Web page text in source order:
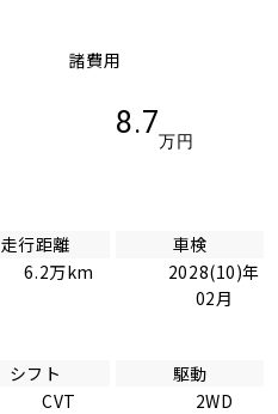
諸費用
8.7
万円
走行距離
6.2万km
車検
2028(10)年
02月
シフト
CVT
駆動
2WD